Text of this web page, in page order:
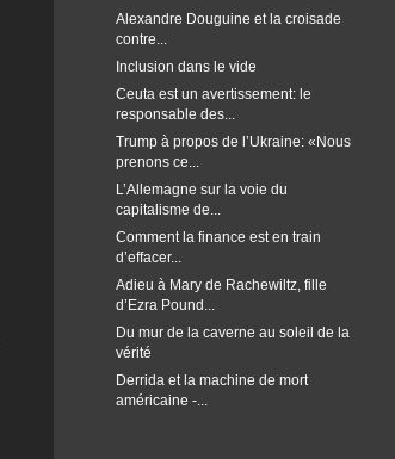
Alexandre Douguine et la croisade
contre...
Inclusion dans le vide
Ceuta est un avertissement: le
responsable des...
Trump à propos de l’Ukraine: «Nous
prenons ce...
L’Allemagne sur la voie du
capitalisme de...
Comment la finance est en train
d’effacer...
Adieu à Mary de Rachewiltz, fille
d’Ezra Pound...
Du mur de la caverne au soleil de la
vérité
Derrida et la machine de mort
américaine -...